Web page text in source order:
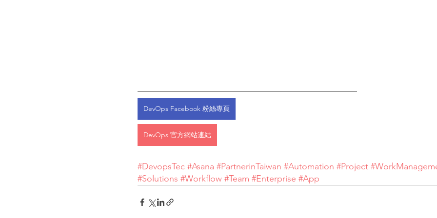
—————————————————————————
DevOps Facebook 粉絲專頁
DevOps 官方網站連結
#DevopsTec #Asana #PartnerinTaiwan #Automation #Project
#Solutions #Workflow #Team #Enterprise #App